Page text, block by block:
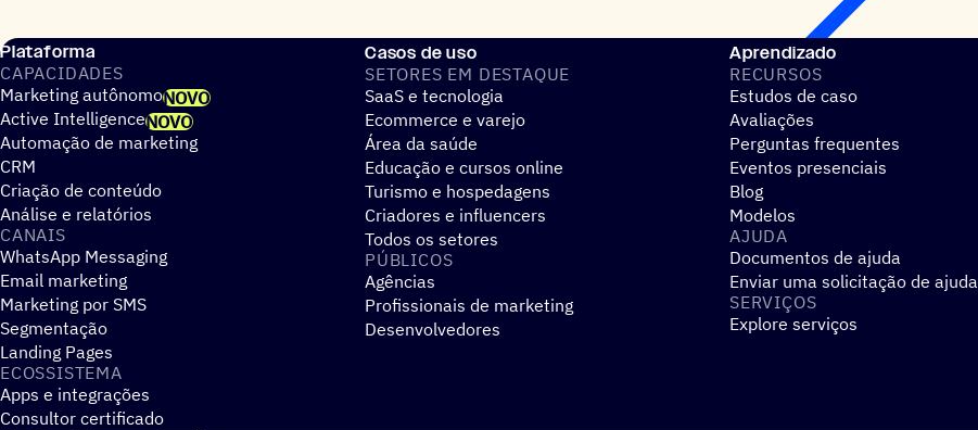
Plataforma
CAPACIDADES
Marketing autônomoNOVO
Active IntelligenceNOVO
Automação de marketing
CRM
Criação de conteúdo
Análise e relatórios
CANAIS
WhatsApp Messaging
Email marketing
Marketing por SMS
Segmentação
Landing Pages
ECOSSISTEMA
Apps e integrações
Consultor certificado
Casos de uso
SETORES EM DESTAQUE
SaaS e tecnologia
Ecommerce e varejo
Área da saúde
Educação e cursos online
Turismo e hospedagens
Criadores e influencers
Todos os setores
PÚBLICOS
Agências
Profissionais de marketing
Desenvolvedores
Aprendizado
RECURSOS
Estudos de caso
Avaliações
Perguntas frequentes
Eventos presenciais
Blog
Modelos
AJUDA
Documentos de ajuda
Enviar uma solicitação de ajuda
SERVIÇOS
Explore serviços